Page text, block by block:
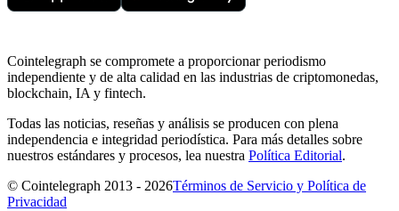
Cointelegraph se compromete a proporcionar periodismo
independiente y de alta calidad en las industrias de criptomonedas,
blockchain, IA y fintech.
Todas las noticias, reseñas y análisis se producen con plena
independencia e integridad periodística. Para más detalles sobre
nuestros estándares y procesos, lea nuestra Política Editorial.
© Cointelegraph 2013 - 2026Términos de Servicio y Política de
Privacidad